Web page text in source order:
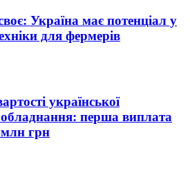
Україна має потенціал у
для фермерів
української
обладнання: перша виплата
грн